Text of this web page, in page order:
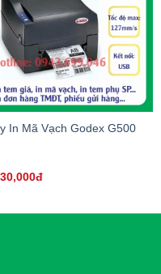
In Mã Vạch Godex G500